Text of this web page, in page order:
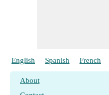
English Spanish French
About